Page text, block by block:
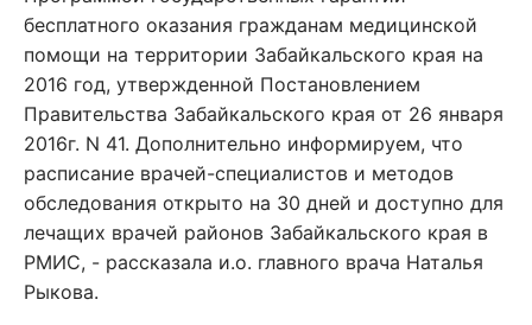
бесплатного оказания гражданам медицинской
помощи на территории Забайкальского края на
2016 год, утвержденной Постановлением
Правительства Забайкальского края от 26 января
2016г. N 41. Дополнительно информируем, что
расписание врачей-специалистов и методов
обследования открыто на 30 дней и доступно для
лечащих врачей районов Забайкальского края в
РМИС, - рассказала и.о. главного врача Наталья
Рыкова.